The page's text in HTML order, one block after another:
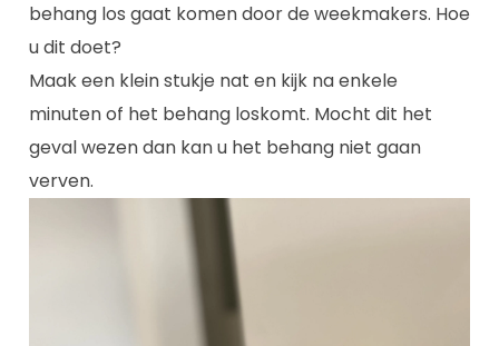
behang los gaat komen door de weekmakers. Hoe
u dit doet?
Maak een klein stukje nat en kijk na enkele
minuten of het behang loskomt. Mocht dit het
geval wezen dan kan u het behang niet gaan
verven.